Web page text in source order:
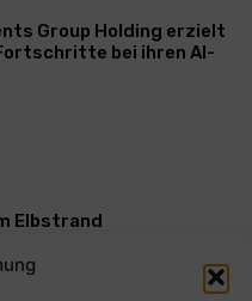
Group Holding erzielt
bei ihren AI-
Elbstrand